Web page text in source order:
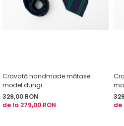
Cravată handmade mătase
model dungi
329,00 RON
de la 279,00 RON
de